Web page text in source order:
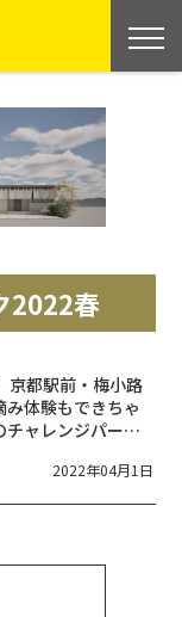
2022春
京都駅前・梅小路
み体験もできちゃ
チャレンジパーク
！
2022年04月1日